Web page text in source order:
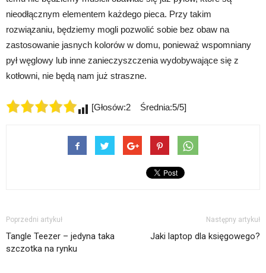
nieodłącznym elementem każdego pieca. Przy takim
rozwiązaniu, będziemy mogli pozwolić sobie bez obaw na
zastosowanie jasnych kolorów w domu, ponieważ wspomniany
pył węglowy lub inne zanieczyszczenia wydobywające się z
kotłowni, nie będą nam już straszne.
[Głosów:2 Średnia:5/5]
Poprzedni artykuł
Tangle Teezer – jedyna taka
szczotka na rynku
Następny artykuł
Jaki laptop dla księgowego?